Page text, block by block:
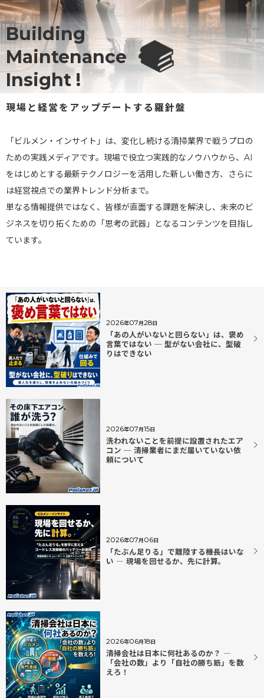
Building
Maintenance
Insight !
現場と経営をアップデートする羅針盤
「ビルメン・インサイト」は、変化し続ける清掃業界で戦うプロの
ための実践メディアです。現場で役立つ実践的なノウハウから、AI
をはじめとする最新テクノロジーを活用した新しい働き方、さらに
は経営視点での業界トレンド分析まで。
単なる情報提供ではなく、皆様が直面する課題を解決し、未来のビ
ジネスを切り拓くための「思考の武器」となるコンテンツを目指し
ています。
2026年07月28日
「あの人がいないと回らない」は、褒め
言葉ではない ─ 型がない会社に、型破
りはできない
2026年07月15日
洗われないことを前提に設置されたエア
コン ─ 清掃業者にまだ届いていない依
頼について
2026年07月06日
「たぶん足りる」で離陸する機長はいな
い ― 現場を回せるか、先に計算。
2026年06月18日
清掃会社は日本に何社あるのか？ ―
「会社の数」より「自社の勝ち筋」を数
えろ！